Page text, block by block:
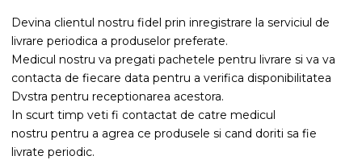
Devina clientul nostru fidel prin inregistrare la serviciul de
livrare periodica a produselor preferate.
Medicul nostru va pregati pachetele pentru livrare si va va
contacta de fiecare data pentru a verifica disponibilitatea
Dvstra pentru receptionarea acestora.
In scurt timp veti fi contactat de catre medicul
nostru pentru a agrea ce produsele si cand doriti sa fie
livrate periodic.